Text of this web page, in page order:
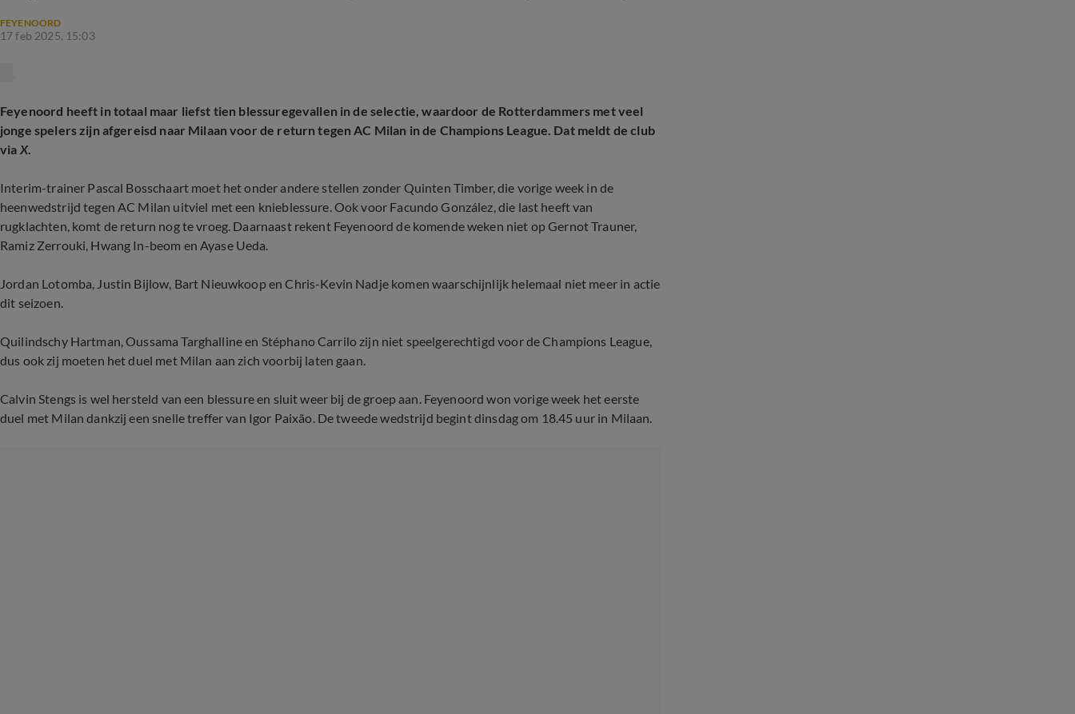
FEYENOORD
17 feb 2025, 15:03
Feyenoord heeft in totaal maar liefst tien blessuregevallen in de selectie, waardoor de Rotterdammers met veel
jonge spelers zijn afgereisd naar Milaan voor de return tegen AC Milan in de Champions League. Dat meldt de club
via X.
Interim-trainer Pascal Bosschaart moet het onder andere stellen zonder Quinten Timber, die vorige week in de
heenwedstrijd tegen AC Milan uitviel met een knieblessure. Ook voor Facundo González, die last heeft van
rugklachten, komt de return nog te vroeg. Daarnaast rekent Feyenoord de komende weken niet op Gernot Trauner,
Ramiz Zerrouki, Hwang In-beom en Ayase Ueda.
Jordan Lotomba, Justin Bijlow, Bart Nieuwkoop en Chris-Kevin Nadje komen waarschijnlijk helemaal niet meer in actie
dit seizoen.
Quilindschy Hartman, Oussama Targhalline en Stéphano Carrilo zijn niet speelgerechtigd voor de Champions League,
dus ook zij moeten het duel met Milan aan zich voorbij laten gaan.
Calvin Stengs is wel hersteld van een blessure en sluit weer bij de groep aan. Feyenoord won vorige week het eerste
duel met Milan dankzij een snelle treffer van Igor Paixão. De tweede wedstrijd begint dinsdag om 18.45 uur in Milaan.